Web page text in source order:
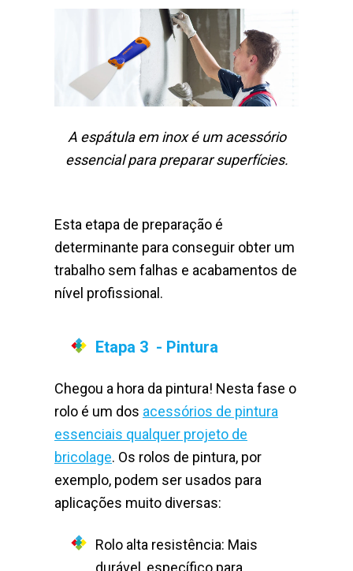
A espátula em inox é um acessório
essencial para preparar superfícies.
Esta etapa de preparação é
determinante para conseguir obter um
trabalho sem falhas e acabamentos de
nível profissional.
Etapa 3 - Pintura
Chegou a hora da pintura! Nesta fase o
rolo é um dos acessórios de pintura
essenciais qualquer projeto de
bricolage. Os rolos de pintura, por
exemplo, podem ser usados para
aplicações muito diversas:
Rolo alta resistência: Mais
durável, específico para